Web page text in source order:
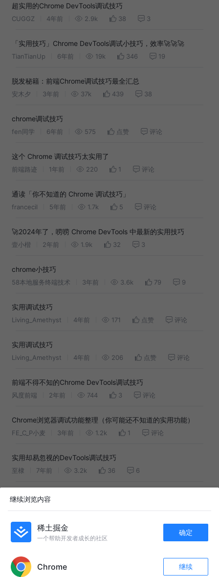
349
超实用的Chrome DevTools调试技巧
CUGGZ 4年前 2.9k 38 3
「实用技巧」Chrome DevTools调试小技巧，效率🚀🚀🚀
TianTianUp 6年前 19k 346 19
脱发秘籍：前端Chrome调试技巧最全汇总
安木夕 3年前 37k 439 38
chrome调试技巧
fen同学 6年前 575 点赞 评论
这个 Chrome 调试技巧太实用了
前端路迹 1年前 220 1 评论
通读「你不知道的 Chrome 调试技巧」
francecil 5年前 1.7k 5 评论
🚀2024年了，唠唠 Chrome DevTools 中最新的实用技巧
壹小楷 2年前 1.9k 32 3
chrome小技巧
58本地服务终端技术 3年前 3.6k 79 9
实用调试技巧
Living_Amethyst 4年前 171 点赞 评论
实用调试技巧
Living_Amethyst 4年前 206 点赞 评论
前端不得不知的Chrome DevTools调试技巧
风度前端 2年前 744 3 评论
Chrome浏览器调试功能整理（你可能还不知道的实用功能）
FE_C_P小麦 3年前 1.2k 1 评论
实用却易忽视的DevTools调试技巧
至棣 7年前 3.2k 36 6
JavaScript 断点调试技巧
Chrome 调试技巧
友情链接：
继续浏览内容
稀土掘金
一个帮助开发者成长的社区
确定
Chrome 继续